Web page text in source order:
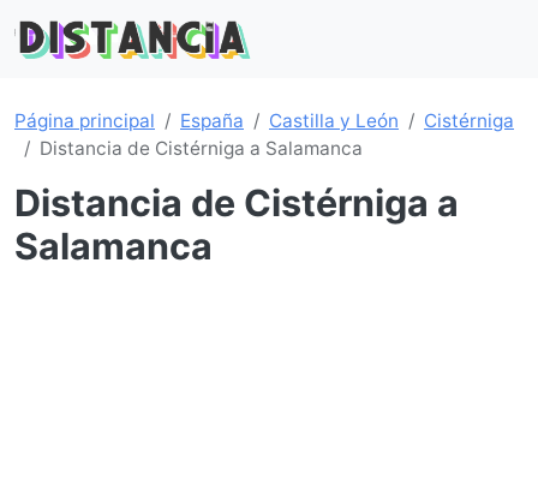
Página principal España Castilla y León
Cistérniga
Distancia de Cistérniga a Salamanca
Distancia de Cistérniga a
Salamanca